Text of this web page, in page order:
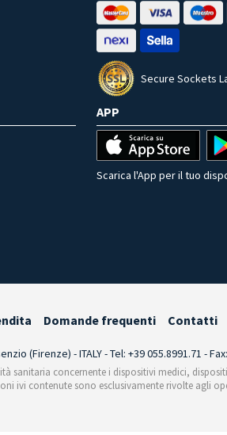
Secure Sockets
APP
Scarica l'App per il tuo
Domande frequenti Contatti
(Firenze) - ITALY - Tel: +39 055.8991.71 -
sanitaria concernente i dispositivi medici,
ivi contenute sono esclusivamente rivolte agli